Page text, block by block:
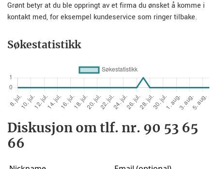
Grønt betyr at du ble oppringt av et firma du ønsket å komme i
kontakt med, for eksempel kundeservice som ringer tilbake.
Søkestatistikk
Diskusjon om tlf. nr. 90 53 65
66